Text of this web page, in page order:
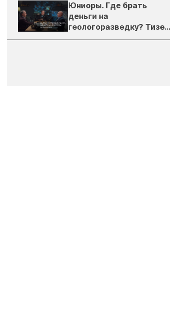
Юниоры. Где брать
деньги на
геологоразведку? Тизер
подкаста ЗиТ №1